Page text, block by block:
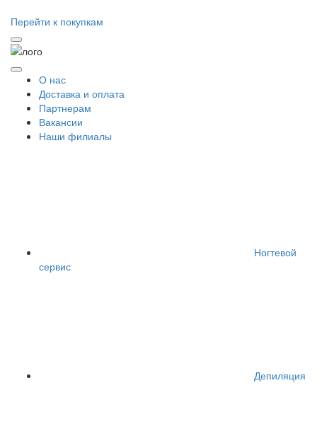
Перейти к покупкам
О нас
Доставка и оплата
Партнерам
Вакансии
Наши филиалы
Ногтевой
сервис
Депиляция